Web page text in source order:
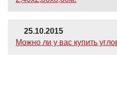
25.10.2015
Можно ли у вас купить